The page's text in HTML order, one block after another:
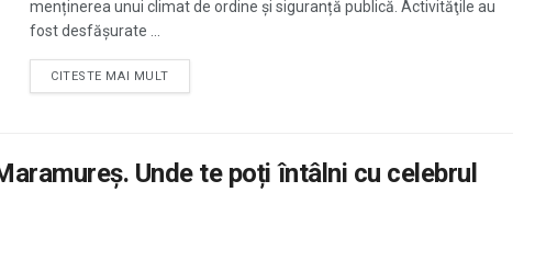
menținerea unui climat de ordine și siguranță publică. Activităţile au
fost desfăşurate ...
CITESTE MAI MULT
Unde te poți întâlni cu celebrul